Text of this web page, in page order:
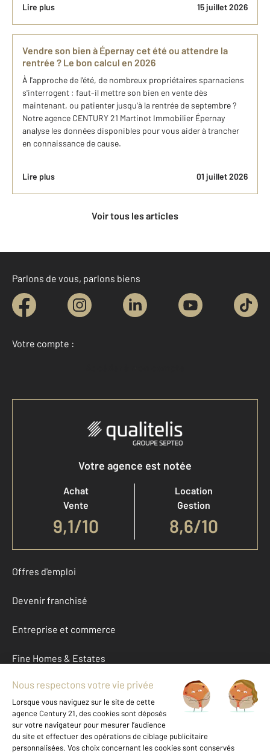
Lire plus 15 juillet 2026
Vendre son bien à Épernay cet été ou attendre la
rentrée ? Le bon calcul en 2026
À l'approche de l'été, de nombreux propriétaires sparnaciens
s'interrogent : faut-il mettre son bien en vente dès
maintenant, ou patienter jusqu'à la rentrée de septembre ?
Notre agence CENTURY 21 Martinot Immobilier Épernay
analyse les données disponibles pour vous aider à trancher
en connaissance de cause.
Lire plus 01 juillet 2026
Voir tous les articles
Parlons de vous, parlons biens
Votre compte :
Accéder à mon compte
Votre agence est notée
Achat
Vente
9,1/10
Location
Gestion
8,6/10
Offres d'emploi
Devenir franchisé
Entreprise et commerce
Fine Homes & Estates
À propos
International
Nous contacter